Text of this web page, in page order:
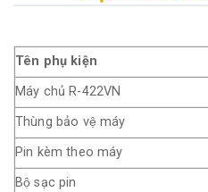
Tên phụ kiện
Máy chủ R-422VN
Thùng bảo vệ máy
Pin kèm theo máy
Bộ sạc pin